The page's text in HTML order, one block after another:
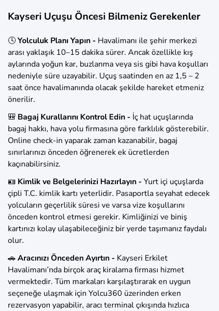
Kayseri Uçuşu Öncesi Bilmeniz Gerekenler
🕓Yolculuk Planı Yapın - Havalimanı ile şehir merkezi
arası yaklaşık 10–15 dakika sürer. Ancak özellikle kış
aylarında yoğun kar, buzlanma veya sis gibi hava koşulları
nedeniyle süre uzayabilir. Uçuş saatinden en az 1,5 – 2
saat önce havalimanında olacak şekilde hareket etmeniz
önerilir.
🎒 Bagaj Kurallarını Kontrol Edin - İç hat uçuşlarında
bagaj hakkı, hava yolu firmasına göre farklılık gösterebilir.
Online check-in yaparak zaman kazanabilir, bagaj
sınırlarınızı önceden öğrenerek ek ücretlerden
kaçınabilirsiniz.
🪪 Kimlik ve Belgelerinizi Hazırlayın - Yurt içi uçuşlarda
çipli T.C. kimlik kartı yeterlidir. Pasaportla seyahat edecek
yolcuların geçerlilik süresi ve varsa vize koşullarını
önceden kontrol etmesi gerekir. Kimliğinizi ve biniş
kartınızı kolay ulaşabileceğiniz bir yerde taşımanız faydalı
olur.
🚗 Aracınızı Önceden Ayırtın - Kayseri Erkilet
Havalimanı’nda birçok araç kiralama firması hizmet
vermektedir. Tüm markaları karşılaştırarak en uygun
seçeneğe ulaşmak için Yolcu360 üzerinden erken
rezervasyon yapabilir, aracı terminal çıkışında hızlıca